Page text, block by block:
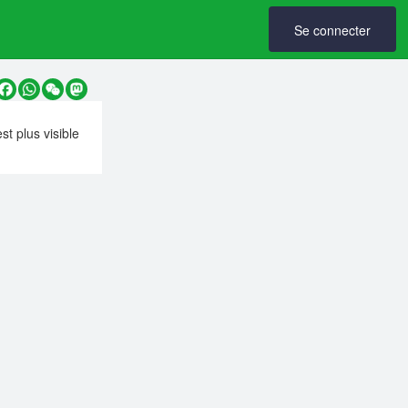
Se connecter
Facebook
WhatsApp
WeChatMastodon
plus visible